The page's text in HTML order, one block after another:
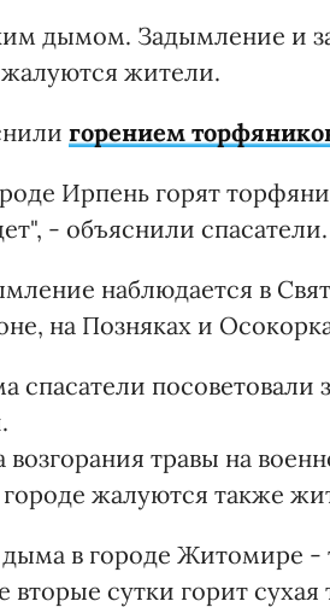
дымом. Задымление и
жители.
горением
Ирпень горят
- объяснили спасатели.
наблюдается в
на Позняках и
спасатели
возгорания травы на
городе жалуются также
в городе Житомире -
вторые сутки горит